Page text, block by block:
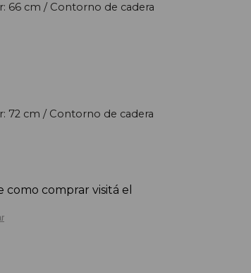
66 cm / Contorno de cadera
72 cm / Contorno de cadera
como comprar visitá el